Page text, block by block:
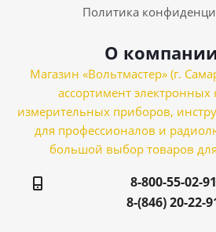
Политика
О
Магазин «Вольтмастер» (г.
ассортимент
измерительных приборов,
для профессионалов и
большой выбор товаров
8-800-55-02-
8-(846) 20-22-